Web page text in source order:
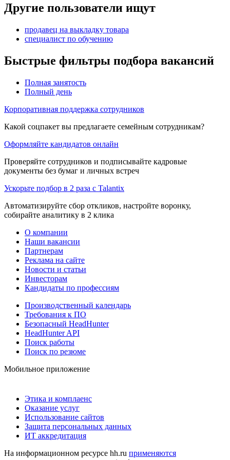
Другие пользователи ищут
продавец на выкладку товара
специалист по обучению
Быстрые фильтры подбора вакансий
Полная занятость
Полный день
Корпоративная поддержка сотрудников
Какой соцпакет вы предлагаете семейным сотрудникам?
Оформляйте кандидатов онлайн
Проверяйте сотрудников и подписывайте кадровые
документы без бумаг и личных встреч
Ускорьте подбор в 2 раза с Talantix
Автоматизируйте сбор откликов, настройте воронку,
собирайте аналитику в 2 клика
О компании
Наши вакансии
Партнерам
Реклама на сайте
Новости и статьи
Инвесторам
Кандидаты по профессиям
Производственный календарь
Требования к ПО
Безопасный HeadHunter
HeadHunter API
Поиск работы
Поиск по резюме
Мобильное приложение
Этика и комплаенс
Оказание услуг
Использование сайтов
Защита персональных данных
ИТ аккредитация
На информационном ресурсе hh.ru применяются